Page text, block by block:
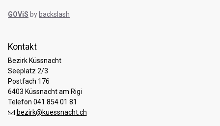
Kontakt
Bezirk Küssnacht
Seeplatz 2/3
Postfach 176
6403 Küssnacht am Rigi
Telefon 041 854 01 81
bezirk@kuessnacht.ch
GOViS by backslash